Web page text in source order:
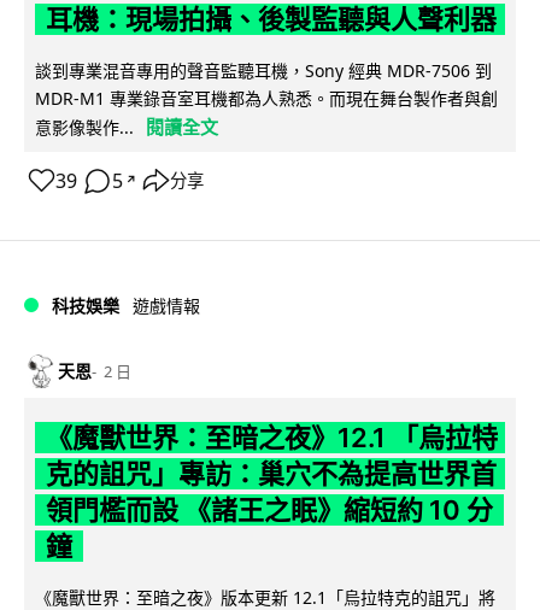
耳機：現場拍攝、後製監聽與人聲利器
談到專業混音專用的聲音監聽耳機，Sony 經典 MDR-7506 到
MDR-M1 專業錄音室耳機都為人熟悉。而現在舞台製作者與創
意影像製作...
閱讀全文
39 5 ↗ 分享
科技娛樂 遊戲情報
天恩 2 日
《魔獸世界：至暗之夜》12.1 「烏拉特
克的詛咒」專訪：巢穴不為提高世界首
領門檻而設 《諸王之眠》縮短約 10 分
鐘
《魔獸世界：至暗之夜》版本更新 12.1「烏拉特克的詛咒」將